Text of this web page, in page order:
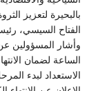
بالبحيرة لتعزيز
الفتاح السيسي،
وأشار المسؤولين
الساعة لضمان
الاستعداد لبدء